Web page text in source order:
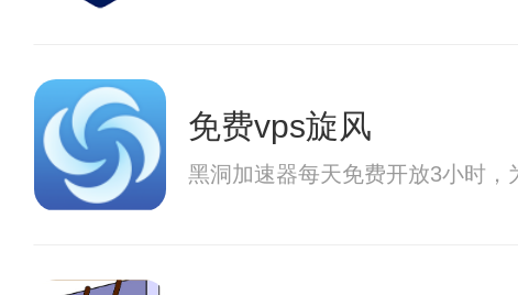
免费vps旋风
黑洞加速器每天免费开放3小时，